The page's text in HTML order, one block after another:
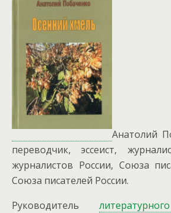
Анатолий
переводчик, эссеист,
журналистов России, Союза
Союза писателей России.
Руководитель